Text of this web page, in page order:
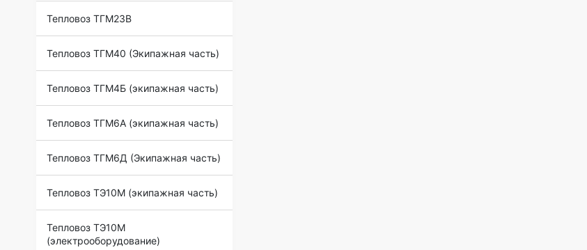
Тепловоз ТГМ23В
Тепловоз ТГМ40 (Экипажная часть)
Тепловоз ТГМ4Б (экипажная часть)
Тепловоз ТГМ6А (экипажная часть)
Тепловоз ТГМ6Д (Экипажная часть)
Тепловоз ТЭ10М (экипажная часть)
Тепловоз ТЭ10М
(электрооборудование)